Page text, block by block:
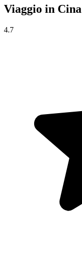
Viaggio in Cina
4.7